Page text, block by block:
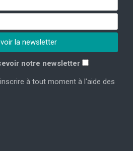
notre newsletter
à tout moment à l'aide des